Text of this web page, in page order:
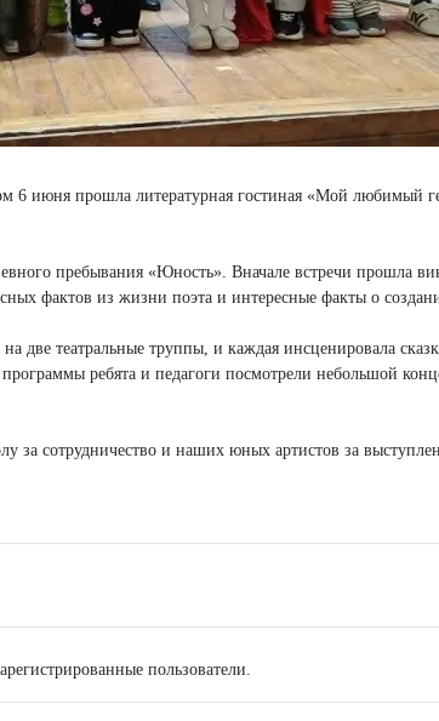
6 июня прошла литературная гостиная «Мой любимый
пребывания «Юность». Вначале встречи прошла
фактов из жизни поэта и интересные факты о
две театральные труппы, и каждая инсценировала
ребята и педагоги посмотрели небольшой
за сотрудничество и наших юных артистов за
пользователи.